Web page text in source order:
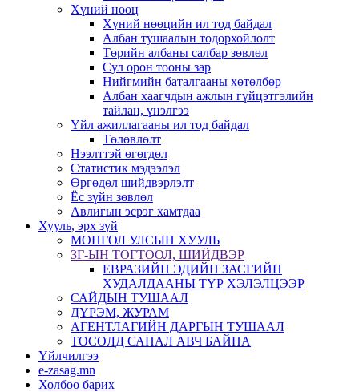
Хүний нөөц
Хүний нөөцийн ил тод байдал
Албан тушаалын тодорхойлолт
Төрийн албаны салбар зөвлөл
Сул орон тооны зар
Нийгмийн баталгааны хөтөлбөр
Албан хаагчдын ажлын гүйцэтгэлийн
тайлан, үнэлгээ
Үйл ажиллагааны ил тод байдал
Төлөвлөлт
Нээлттэй өгөгдөл
Статистик мэдээлэл
Өргөдөл шийдвэрлэлт
Ёс зүйн зөвлөл
Авлигын эсрэг хамтдаа
Хууль, эрх зүй
МОНГОЛ УЛСЫН ХУУЛЬ
ЗГ-ЫН ТОГТООЛ, ШИЙДВЭР
ЕВРАЗИЙН ЭДИЙН ЗАСГИЙН
ХУДАЛДААНЫ ТҮР ХЭЛЭЛЦЭЭР
САЙДЫН ТУШААЛ
ДҮРЭМ, ЖУРАМ
АГЕНТЛАГИЙН ДАРГЫН ТУШААЛ
ТӨСӨЛД САНАЛ АВЧ БАЙНА
Үйлчилгээ
e-zasag.mn
Холбоо барих